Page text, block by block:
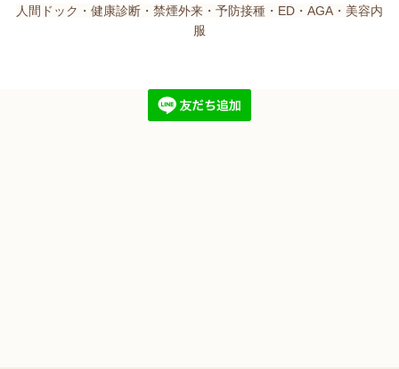
人間ドック・健康診断・禁煙外来・予防接種・ED・AGA・美容内
服